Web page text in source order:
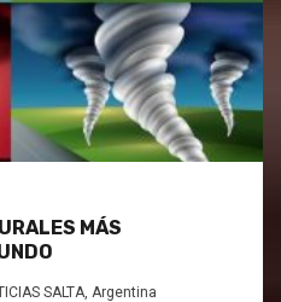
MÁS
SALTA, Argentina